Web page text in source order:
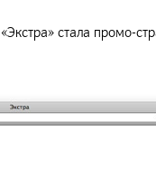
стала промо-